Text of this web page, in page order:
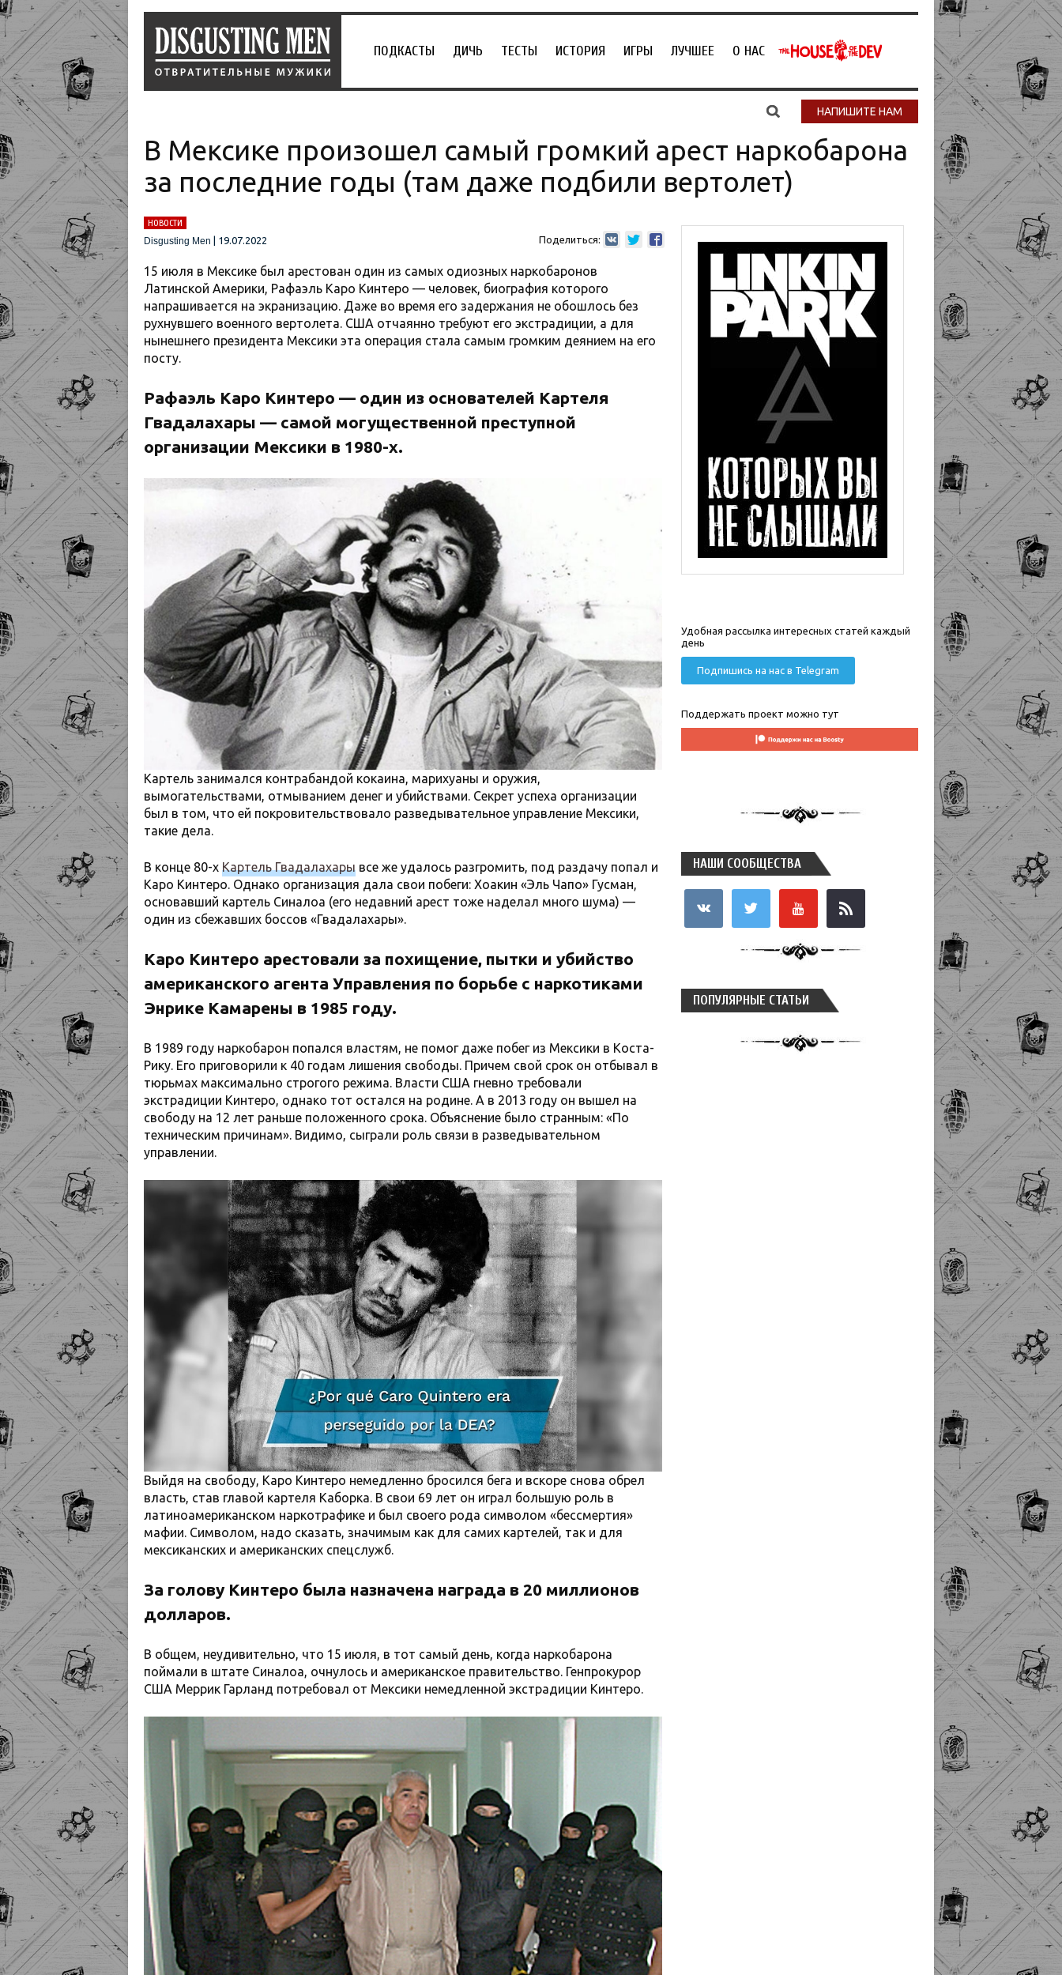
ПОДКАСТЫ ДИЧЬ ТЕСТЫ ИСТОРИЯ ИГРЫ ЛУЧШЕЕ О НАС
НАПИШИТЕ НАМ
В Мексике произошел самый громкий арест наркобарона
за последние годы (там даже подбили вертолет)
НОВОСТИ
Disgusting Men
19.07.2022 Поделиться:
15 июля в Мексике был арестован один из самых одиозных наркобаронов
Латинской Америки, Рафаэль Каро Кинтеро — человек, биография которого
напрашивается на экранизацию. Даже во время его задержания не обошлось без
рухнувшего военного вертолета. США отчаянно требуют его экстрадиции, а для
нынешнего президента Мексики эта операция стала самым громким деянием на его
посту.
Рафаэль Каро Кинтеро — один из основателей Картеля
Гвадалахары — самой могущественной преступной
организации Мексики в 1980-х.
Картель занимался контрабандой кокаина, марихуаны и оружия,
вымогательствами, отмыванием денег и убийствами. Секрет успеха организации
был в том, что ей покровительствовало разведывательное управление Мексики,
такие дела.
В конце 80-х Картель Гвадалахары все же удалось разгромить, под раздачу попал и
Каро Кинтеро. Однако организация дала свои побеги: Хоакин «Эль Чапо» Гусман,
основавший картель Синалоа (его недавний арест тоже наделал много шума) —
один из сбежавших боссов «Гвадалахары».
Каро Кинтеро арестовали за похищение, пытки и убийство
американского агента Управления по борьбе с наркотиками
Энрике Камарены в 1985 году.
В 1989 году наркобарон попался властям, не помог даже побег из Мексики в Коста-
Рику. Его приговорили к 40 годам лишения свободы. Причем свой срок он отбывал в
тюрьмах максимально строгого режима. Власти США гневно требовали
экстрадиции Кинтеро, однако тот остался на родине. А в 2013 году он вышел на
свободу на 12 лет раньше положенного срока. Объяснение было странным: «По
техническим причинам». Видимо, сыграли роль связи в разведывательном
управлении.
Выйдя на свободу, Каро Кинтеро немедленно бросился бега и вскоре снова обрел
власть, став главой картеля Каборка. В свои 69 лет он играл большую роль в
латиноамериканском наркотрафике и был своего рода символом «бессмертия»
мафии. Символом, надо сказать, значимым как для самих картелей, так и для
мексиканских и американских спецслужб.
За голову Кинтеро была назначена награда в 20 миллионов
долларов.
В общем, неудивительно, что 15 июля, в тот самый день, когда наркобарона
поймали в штате Синалоа, очнулось и американское правительство. Генпрокурор
США Меррик Гарланд потребовал от Мексики немедленной экстрадиции Кинтеро.
Удобная рассылка интересных статей каждый
день
Подпишись на нас в Telegram
Поддержать проект можно тут
НАШИ СООБЩЕСТВА
ПОПУЛЯРНЫЕ СТАТЬИ